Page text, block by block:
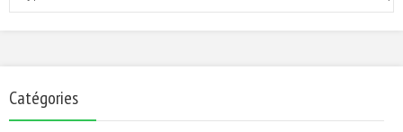
Catégories